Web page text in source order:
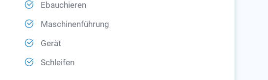
Ebauchieren
Maschinenführung
Gerät
Schleifen